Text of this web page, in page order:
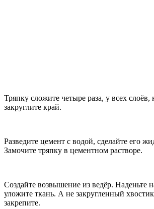
Тряпку сложите четыре раза, у всех слоёв,
закруглите край.
Разведите цемент с водой, сделайте его
Замочите тряпку в цементном растворе.
Создайте возвышение из ведёр. Наденьте
уложите ткань. А не закругленный
закрепите.